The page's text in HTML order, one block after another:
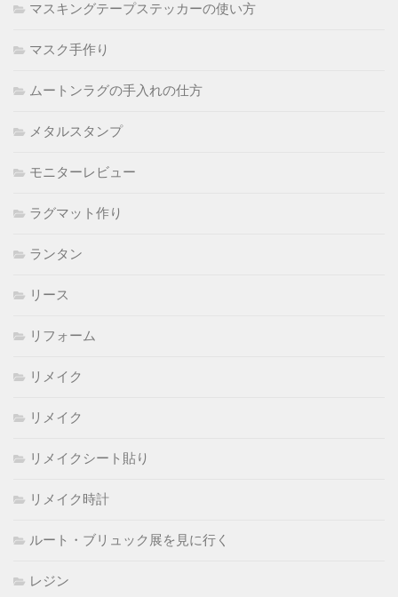
マスキングテープステッカーの使い方
マスク手作り
ムートンラグの手入れの仕方
メタルスタンプ
モニターレビュー
ラグマット作り
ランタン
リース
リフォーム
リメイク
リメイク
リメイクシート貼り
リメイク時計
ルート・ブリュック展を見に行く
レジン